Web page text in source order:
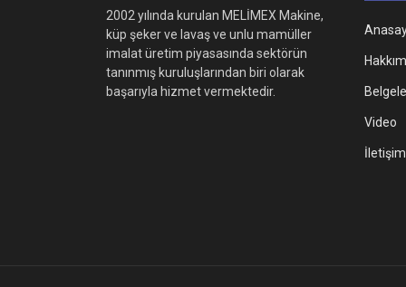
2002 yılında kurulan MELİMEX Makine,
küp şeker ve lavaş ve unlu mamüller
imalat üretim piyasasında sektörün
tanınmış kuruluşlarından biri olarak
başarıyla hizmet vermektedir.
Video
İletişim